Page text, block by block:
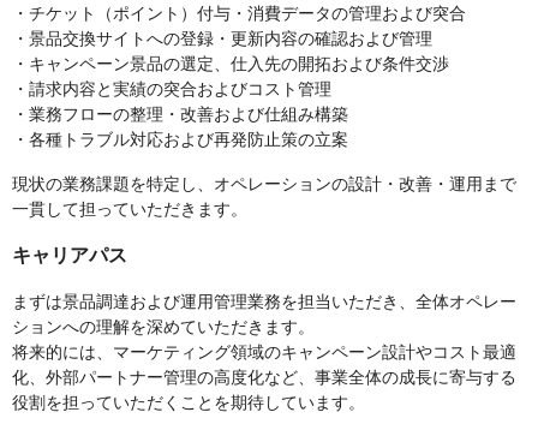
・チケット（ポイント）付与・消費データの管理および突合
・景品交換サイトへの登録・更新内容の確認および管理
・キャンペーン景品の選定、仕入先の開拓および条件交渉
・請求内容と実績の突合およびコスト管理
・業務フローの整理・改善および仕組み構築
・各種トラブル対応および再発防止策の立案
現状の業務課題を特定し、オペレーションの設計・改善・運用まで
一貫して担っていただきます。
キャリアパス
まずは景品調達および運用管理業務を担当いただき、全体オペレー
ションへの理解を深めていただきます。
将来的には、マーケティング領域のキャンペーン設計やコスト最適
化、外部パートナー管理の高度化など、事業全体の成長に寄与する
役割を担っていただくことを期待しています。